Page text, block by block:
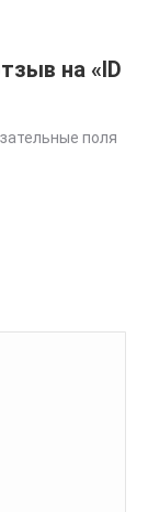
на «ID
поля